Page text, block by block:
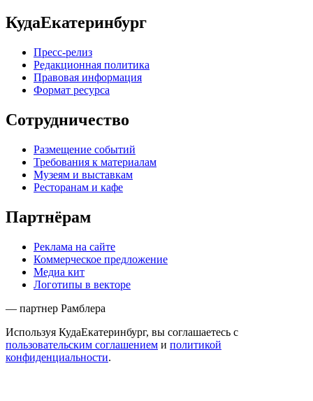
КудаЕкатеринбург
Пресс-релиз
Редакционная политика
Правовая информация
Формат ресурса
Сотрудничество
Размещение событий
Требования к материалам
Музеям и выставкам
Ресторанам и кафе
Партнёрам
Реклама на сайте
Коммерческое предложение
Медиа кит
Логотипы в векторе
— партнер Рамблера
Используя КудаЕкатеринбург, вы соглашаетесь с
пользовательским соглашением и политикой
конфиденциальности.